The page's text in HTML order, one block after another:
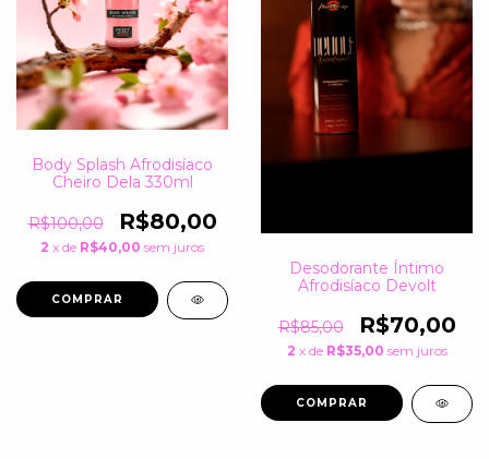
Body Splash Afrodisíaco
Cheiro Dela 330ml
R$100,00 R$80,00
2 x de R$40,00 sem juros
Desodorante Íntimo
Afrodisíaco Devolt
R$85,00 R$70,00
2 x de R$35,00 sem juros